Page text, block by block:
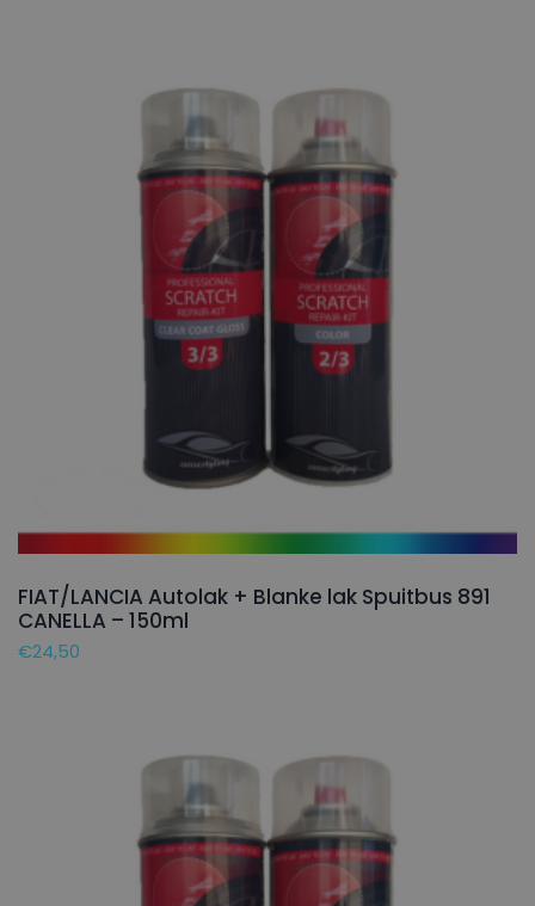
FIAT/LANCIA Autolak + Blanke lak Spuitbus 891
CANELLA – 150ml
€24,50